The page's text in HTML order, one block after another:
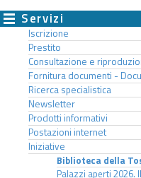
Servizi
Iscrizione
Prestito
Consultazione e
Fornitura documenti -
Ricerca specialistica
Newsletter
Prodotti informativi
Postazioni internet
Iniziative
Biblioteca della
Palazzi aperti 2026.